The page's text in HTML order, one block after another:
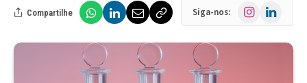
Compartilhe Siga-nos: InstagramLinkedIn